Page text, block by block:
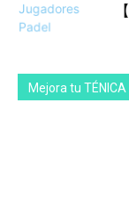
Mejora tu TÉNICA